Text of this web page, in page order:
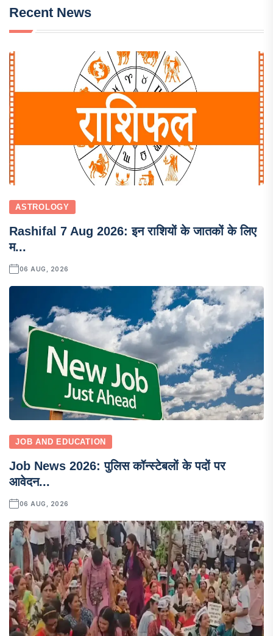
Recent News
ASTROLOGY
Rashifal 7 Aug 2026: इन राशियों के जातकों के लिए
म...
06 AUG, 2026
JOB AND EDUCATION
Job News 2026: पुलिस कॉन्स्टेबलों के पदों पर
आवेदन...
06 AUG, 2026